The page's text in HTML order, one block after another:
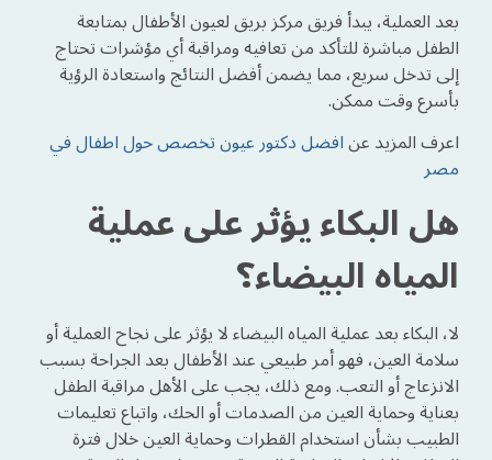
بعد العملية، يبدأ فريق مركز بريق لعيون الأطفال بمتابعة
الطفل مباشرة للتأكد من تعافيه ومراقبة أي مؤشرات تحتاج
إلى تدخل سريع، مما يضمن أفضل النتائج واستعادة الرؤية
بأسرع وقت ممكن.
اعرف المزيد عنافضل دكتور عيون تخصص حول اطفال في
مصر
هل البكاء يؤثر على عملية
المياه البيضاء؟
لا، البكاء بعد عملية المياه البيضاء لا يؤثر على نجاح العملية أو
سلامة العين، فهو أمر طبيعي عند الأطفال بعد الجراحة بسبب
الانزعاج أو التعب. ومع ذلك، يجب على الأهل مراقبة الطفل
بعناية وحماية العين من الصدمات أو الحك، واتباع تعليمات
الطبيب بشأن استخدام القطرات وحماية العين خلال فترة